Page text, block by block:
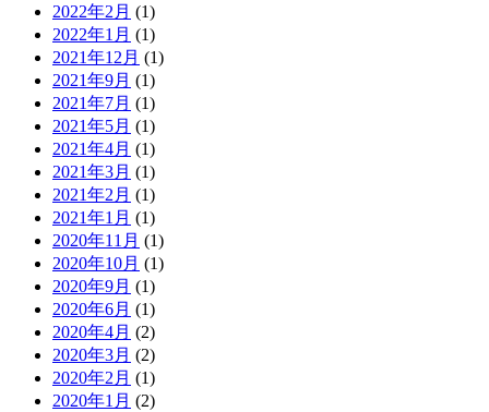
2022年2月 (1)
2022年1月 (1)
2021年12月 (1)
2021年9月 (1)
2021年7月 (1)
2021年5月 (1)
2021年4月 (1)
2021年3月 (1)
2021年2月 (1)
2021年1月 (1)
2020年11月 (1)
2020年10月 (1)
2020年9月 (1)
2020年6月 (1)
2020年4月 (2)
2020年3月 (2)
2020年2月 (1)
2020年1月 (2)